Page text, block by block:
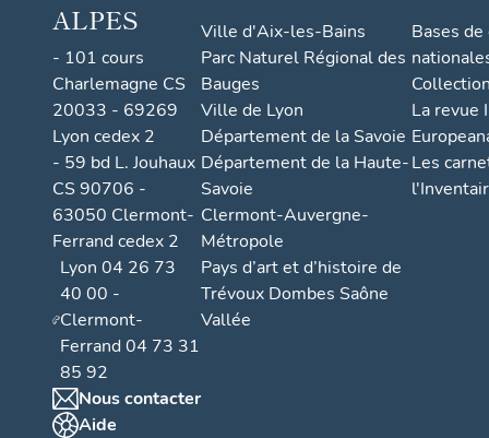
ALPES
- 101 cours
Charlemagne CS
20033 - 69269
Lyon cedex 2
- 59 bd L. Jouhaux
CS 90706 -
63050 Clermont-
Ferrand cedex 2
Lyon 04 26 73
40 00 -
Clermont-
Ferrand 04 73 31
85 92
Nous contacter
Aide
Ville d'Aix-les-Bains
Parc Naturel Régional des
Bauges
Ville de Lyon
Département de la Savoie
Département de la Haute-
Savoie
Clermont-Auvergne-
Métropole
Pays d’art et d’histoire de
Trévoux Dombes Saône
Vallée
Bases
La revue
Les